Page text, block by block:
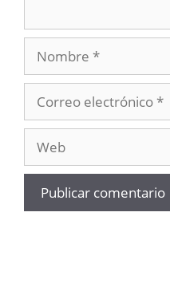
Nombre
electrónico